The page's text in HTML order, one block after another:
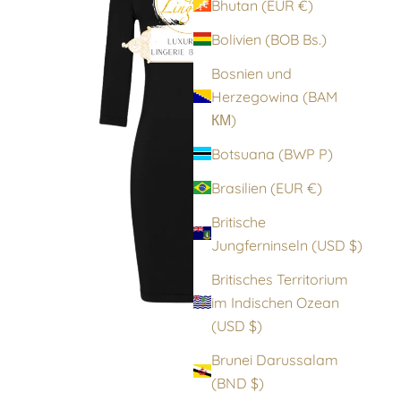
Bhutan (EUR €)
Bolivien (BOB Bs.)
Bosnien und
Herzegowina (BAM
КМ)
Botsuana (BWP P)
Brasilien (EUR €)
Britische
Jungferninseln (USD $)
Britisches Territorium
im Indischen Ozean
(USD $)
Brunei Darussalam
(BND $)